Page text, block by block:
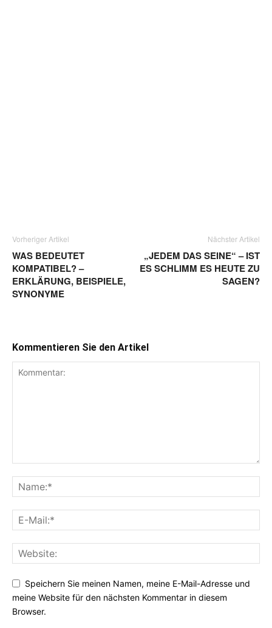
Vorheriger Artikel
WAS BEDEUTET
KOMPATIBEL? –
ERKLÄRUNG, BEISPIELE,
SYNONYME
Nächster Artikel
„JEDEM DAS SEINE“ – IST
ES SCHLIMM ES HEUTE ZU
SAGEN?
Kommentieren Sie den Artikel
Speichern Sie meinen Namen, meine E-Mail-Adresse und
meine Website für den nächsten Kommentar in diesem
Browser.